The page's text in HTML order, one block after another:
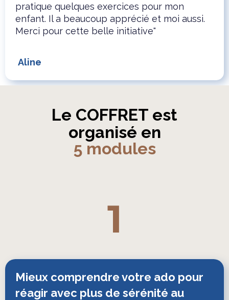
pratique quelques exercices pour mon
enfant. Il a beaucoup apprécié et moi aussi.
Merci pour cette belle initiative"
Aline
Le COFFRET est
organisé en
5 modules
1
Mieux comprendre votre ado pour
réagir avec plus de sérénité au